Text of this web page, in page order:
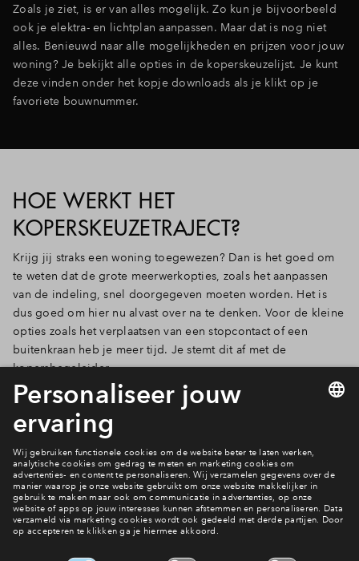
Zoals je ziet, is er van alles mogelijk. Zo kun je bijvoorbeeld
ook je elektra- en lichtplan aanpassen. Maar dat is nog niet
alles. Benieuwd naar alle mogelijkheden en prijzen voor jouw
woning? Je bekijkt alle opties in de koperskeuzelijst. Je kunt
deze vinden onder het kopje downloads als je klikt op je
favoriete bouwnummer.
HOE WERKT HET
KOPERSKEUZETRAJECT?
Krijg jij straks een woning toegewezen? Dan is het goed om
te weten dat de grote meerwerkopties, zoals het aanpassen
van de indeling, snel doorgegeven moeten worden. Het is
dus goed om hier nu alvast over na te denken. Voor de kleine
opties zoals het verplaatsen van een stopcontact of een
buitenkraan heb je meer tijd. Je stemt dit af met de
kopersbegeleider.
Bekijk sluitingsdata
Ook wonen in De Proefmeesters?
Bekijk woningaanbod